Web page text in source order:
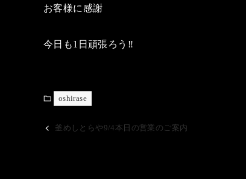
お客様に感謝
今日も1日頑張ろう‼️
oshirase
釜めしとらや9/4本日の営業のご案内